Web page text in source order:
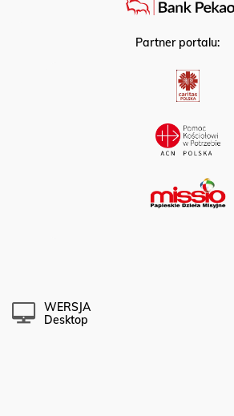
Partner portalu:
WERSJA
Desktop